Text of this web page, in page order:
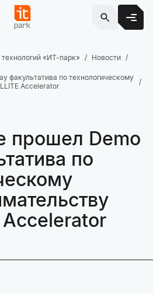
«ИТ-парк»
Новости
факультатива по технологическому
Accelerator
прошел Demo
по
Accelerator